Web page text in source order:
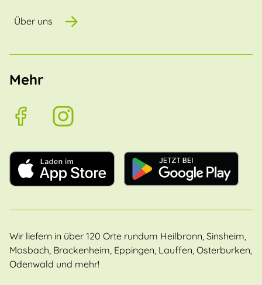
Über uns
Mehr
Wir liefern in über 120 Orte rundum Heilbronn, Sinsheim,
Mosbach, Brackenheim, Eppingen, Lauffen, Osterburken,
Odenwald und mehr!